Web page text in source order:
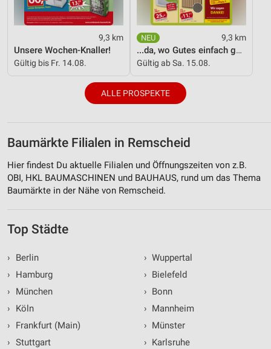
9,3 km
Unsere Wochen-Knaller!
Gültig bis Fr. 14.08.
9,3 km
...da, wo Gutes einfach günstiger ist!
Gültig ab Sa. 15.08.
ALLE PROSPEKTE
Baumärkte Filialen in Remscheid
Hier findest Du aktuelle Filialen und Öffnungszeiten von z.B.
OBI, HKL BAUMASCHINEN und BAUHAUS, rund um das Thema
Baumärkte in der Nähe von Remscheid.
Top Städte
›
Berlin
›
Hamburg
›
München
›
Köln
›
Frankfurt (Main)
› Stuttgart
› Wuppertal
› Bielefeld
› Bonn
› Mannheim
› Münster
› Karlsruhe